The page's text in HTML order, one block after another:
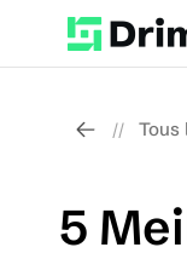
// Tous
5